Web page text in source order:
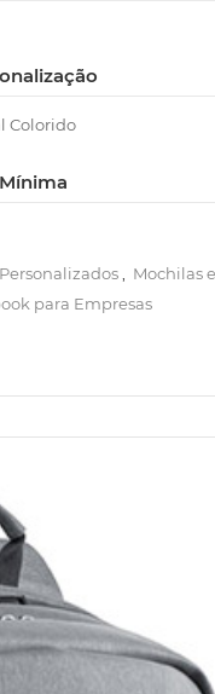
Colorido
Mochilas
para Empresas